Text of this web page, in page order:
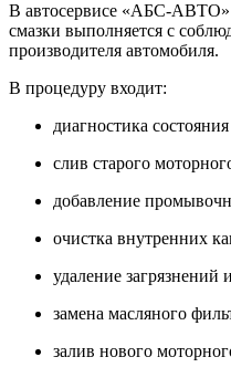
В автосервисе «АБС-
смазки выполняется с
производителя автомобиля.
В процедуру входит:
диагностика
слив старого
добавление
очистка внутренних
удаление загрязнений
замена масляного
залив нового